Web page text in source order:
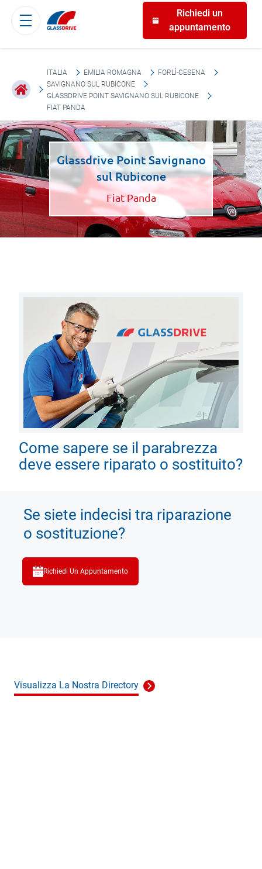
Richiedi un
appuntamento
ITALIA EMILIA ROMAGNA
FORLÌ-CESENA
SAVIGNANO SUL RUBICONE
GLASSDRIVE POINT SAVIGNANO SUL RUBICONE
FIAT PANDA
Glassdrive Point Savignano
sul Rubicone
Fiat Panda
Come sapere se il parabrezza
deve essere riparato o sostituito?
Se siete indecisi tra riparazione
o sostituzione?
Richiedi Un Appuntamento
Visualizza La Nostra Directory